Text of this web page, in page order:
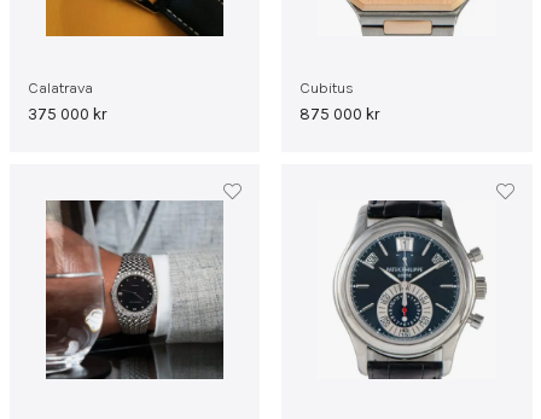
Calatrava
375 000 kr
Cubitus
875 000 kr